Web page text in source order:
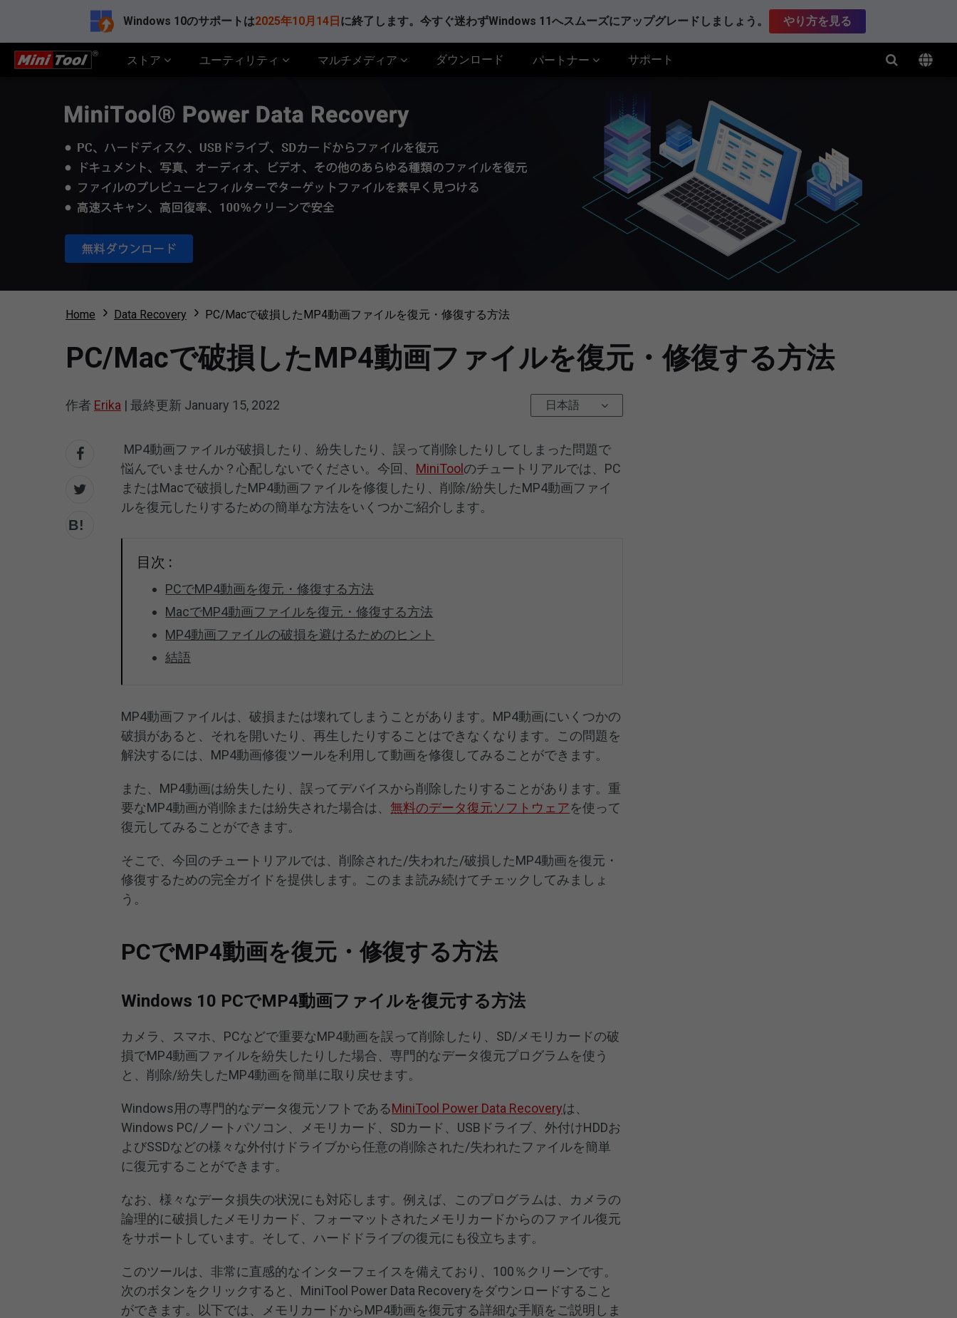
Windows 10のサポートは2025年10月14日 に終了します。今すぐ迷わずWindows 11へスムーズにアップグレードしましょう。 やり方を見る
ストア ユーティリティ マルチメディア ダウンロード パートナー サポート
Home Data Recovery PC/Macで破損したMP4動画ファイルを復元・修復する方法
PC/Macで破損したMP4動画ファイルを復元・修復する方法
作者 Erika | 最終更新 January 15, 2022 日本語
MP4動画ファイルが破損したり、紛失したり、誤って削除したりしてしまった問題で
悩んでいませんか？心配しないでください。今回、 MiniTool のチュートリアルでは、PC
またはMacで破損したMP4動画ファイルを修復したり、削除/紛失したMP4動画ファイ
ルを復元したりするための簡単な方法をいくつかご紹介します。
目次 :
PCでMP4動画を復元・修復する方法
MacでMP4動画ファイルを復元・修復する方法
MP4動画ファイルの破損を避けるためのヒント
結語
MP4動画ファイルは、破損または壊れてしまうことがあります。MP4動画にいくつかの
破損があると、それを開いたり、再生したりすることはできなくなります。この問題を
解決するには、MP4動画修復ツールを利用して動画を修復してみることができます。
また、MP4動画は紛失したり、誤ってデバイスから削除したりすることがあります。重
要なMP4動画が削除または紛失された場合は、無料のデータ復元ソフトウェアを使って
復元してみることができます。
そこで、今回のチュートリアルでは、削除された/失われた/破損したMP4動画を復元・
修復するための完全ガイドを提供します。このまま読み続けてチェックしてみましょ
う。
PCでMP4動画を復元・修復する方法
Windows 10 PCでMP4動画ファイルを復元する方法
カメラ、スマホ、PCなどで重要なMP4動画を誤って削除したり、SD/メモリカードの破
損でMP4動画ファイルを紛失したりした場合、専門的なデータ復元プログラムを使う
と、削除/紛失したMP4動画を簡単に取り戻せます。
Windows用の専門的なデータ復元ソフトであるMiniTool Power Data Recoveryは、
Windows PC/ノートパソコン、メモリカード、SDカード、USBドライブ、外付けHDDお
よびSSDなどの様々な外付けドライブから任意の削除された/失われたファイルを簡単
に復元することができます。
なお、様々なデータ損失の状況にも対応します。例えば、このプログラムは、カメラの
論理的に破損したメモリカード、フォーマットされたメモリカードからのファイル復元
をサポートしています。そして、ハードドライブの復元にも役立ちます。
このツールは、非常に直感的なインターフェイスを備えており、100％クリーンです。
次のボタンをクリックすると、MiniTool Power Data Recoveryをダウンロードすること
ができます。以下では、メモリカードからMP4動画を復元する詳細な手順をご説明しま